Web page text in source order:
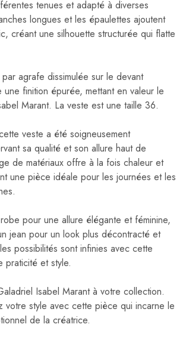
tenues et adapté à diverses
longues et les épaulettes ajoutent
créant une silhouette structurée qui flatte
agrafe dissimulée sur le devant
finition épurée, mettant en valeur le
Marant. La veste est une taille 36.
veste a été soigneusement
sa qualité et son allure haut de
de matériaux offre à la fois chaleur et
une pièce idéale pour les journées et les
pour une allure élégante et féminine,
jean pour un look plus décontracté et
possibilités sont infinies avec cette
praticité et style.
Isabel Marant à votre collection.
votre style avec cette pièce qui incarne le
de la créatrice.